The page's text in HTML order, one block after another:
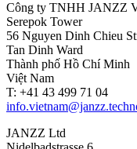
Công ty TNHH JANZZ
Serepok Tower
56 Nguyen Dinh Chieu
Tan Dinh Ward
Thành phố Hồ Chí Minh
Việt Nam
T: +41 43 499 71 04
JANZZ Ltd